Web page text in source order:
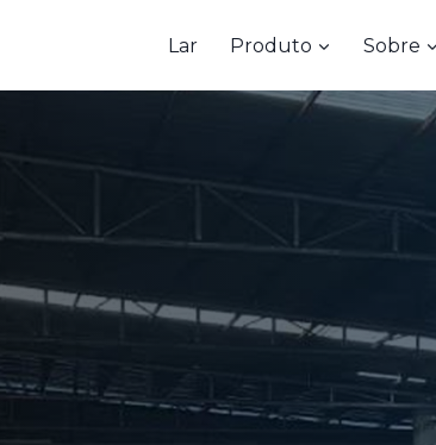
Lar Produto Sobre